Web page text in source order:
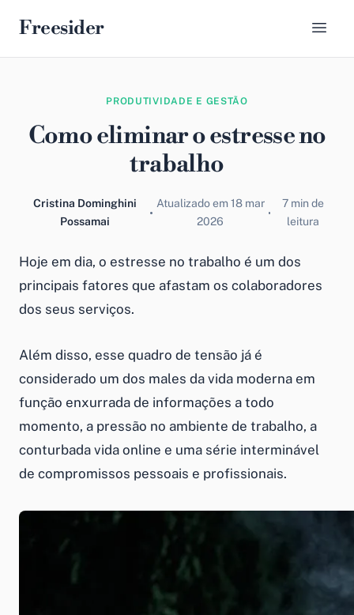
Freesider
PRODUTIVIDADE E GESTÃO
Como eliminar o estresse no
trabalho
Cristina Dominghini
Possamai
Atualizado em 18 mar
2026
7 min de
leitura
Hoje em dia, o estresse no trabalho é um dos
principais fatores que afastam os colaboradores
dos seus serviços.
Além disso, esse quadro de tensão já é
considerado um dos males da vida moderna em
função enxurrada de informações a todo
momento, a pressão no ambiente de trabalho, a
conturbada vida online e uma série interminável
de compromissos pessoais e profissionais.